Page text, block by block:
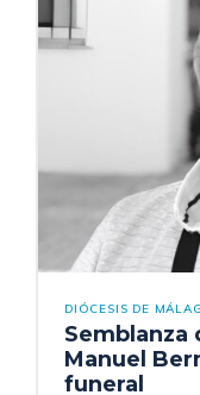
DIÓCESIS DE
Semblanza
Manuel
funeral